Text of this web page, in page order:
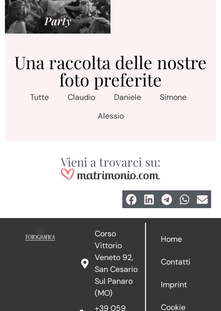
Party
Una raccolta delle nostre
foto preferite
Tutte Claudio Daniele
Simone
Alessio
Vieni a trovarci su:
Corso
Vittorio
Veneto 92,
San Cesario
Sul Panaro
(MO)
+39 059
Home
Contatti
Imprint
Cookie